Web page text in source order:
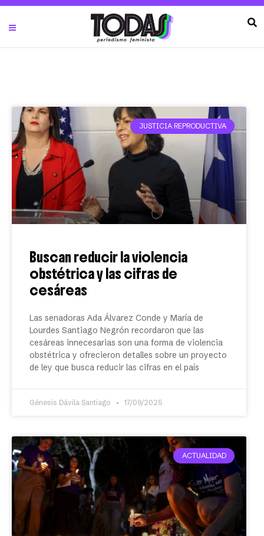
JUSTICIA REPRODUCTIVA
Buscan reducir la violencia
obstétrica y las cifras de
cesáreas
Las senadoras Ada Álvarez Conde y María de
Lourdes Santiago Negrón recordaron que las
cesáreas innecesarias son una forma de violencia
obstétrica y ofrecieron detalles sobre un proyecto
de ley que busca reducir las cifras en el país
Génesis Dávila Santiago 17/09/2025
ACTUALIDAD